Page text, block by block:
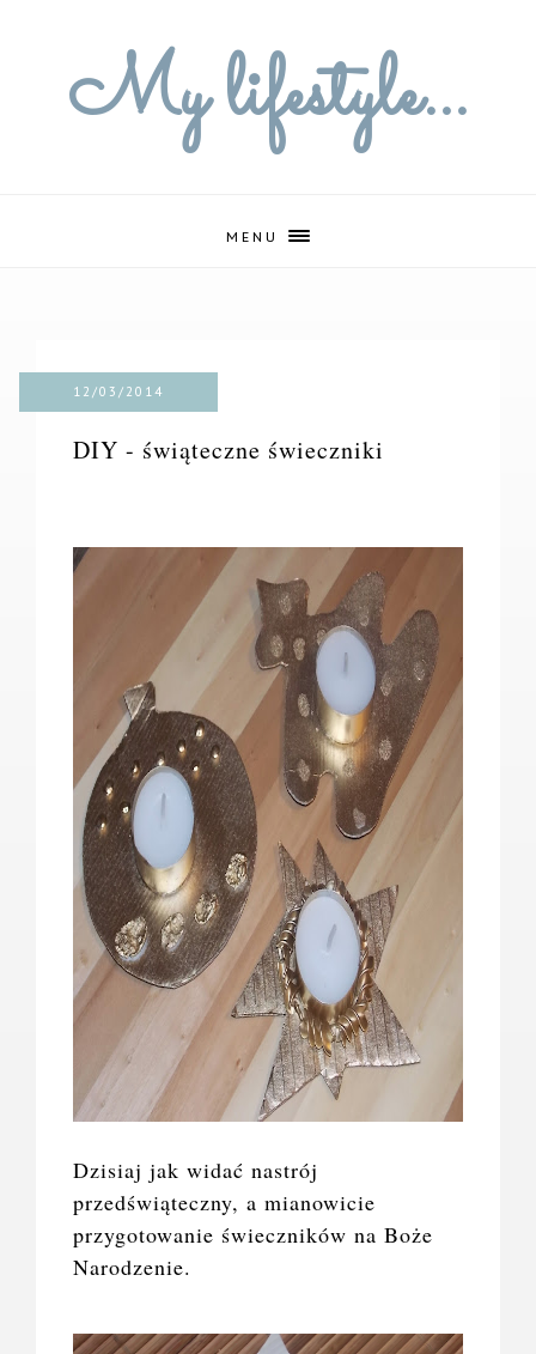
My lifestyle...
MENU
12/03/2014
DIY - świąteczne świeczniki
Dzisiaj jak widać nastrój
przedświąteczny, a mianowicie
przygotowanie świeczników na Boże
Narodzenie.